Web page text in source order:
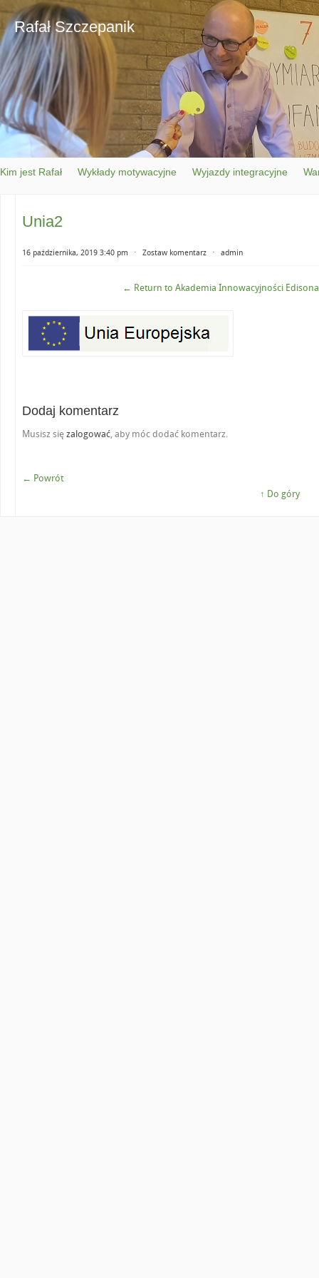
Rafał Szczepanik
Kim jest Rafał Wykłady motywacyjne Wyjazdy integracyjne
Unia2
16 października, 2019 3:40 pm ⋅ Zostaw komentarz ⋅ admin
← Return to Akademia Innowacyjności
Dodaj komentarz
Musisz się zalogować, aby móc dodać komentarz.
← Powrót
↑ Do góry